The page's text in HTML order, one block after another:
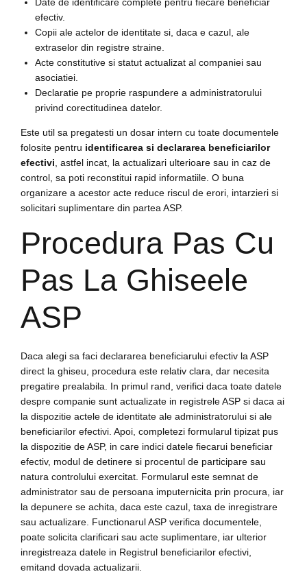
Date de identificare complete pentru fiecare beneficiar
efectiv.
Copii ale actelor de identitate si, daca e cazul, ale
extraselor din registre straine.
Acte constitutive si statut actualizat al companiei sau
asociatiei.
Declaratie pe proprie raspundere a administratorului
privind corectitudinea datelor.
Este util sa pregatesti un dosar intern cu toate documentele
folosite pentru identificarea si declararea beneficiarilor
efectivi, astfel incat, la actualizari ulterioare sau in caz de
control, sa poti reconstitui rapid informatiile. O buna
organizare a acestor acte reduce riscul de erori, intarzieri si
solicitari suplimentare din partea ASP.
Procedura Pas Cu
Pas La Ghiseele
ASP
Daca alegi sa faci declararea beneficiarului efectiv la ASP
direct la ghiseu, procedura este relativ clara, dar necesita
pregatire prealabila. In primul rand, verifici daca toate datele
despre companie sunt actualizate in registrele ASP si daca ai
la dispozitie actele de identitate ale administratorului si ale
beneficiarilor efectivi. Apoi, completezi formularul tipizat pus
la dispozitie de ASP, in care indici datele fiecarui beneficiar
efectiv, modul de detinere si procentul de participare sau
natura controlului exercitat. Formularul este semnat de
administrator sau de persoana imputernicita prin procura, iar
la depunere se achita, daca este cazul, taxa de inregistrare
sau actualizare. Functionarul ASP verifica documentele,
poate solicita clarificari sau acte suplimentare, iar ulterior
inregistreaza datele in Registrul beneficiarilor efectivi,
emitand dovada actualizarii.